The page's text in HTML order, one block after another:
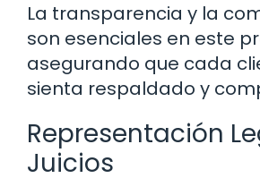
La transparencia y la
son esenciales en este
asegurando que cada
sienta respaldado y
Representación
Juicios